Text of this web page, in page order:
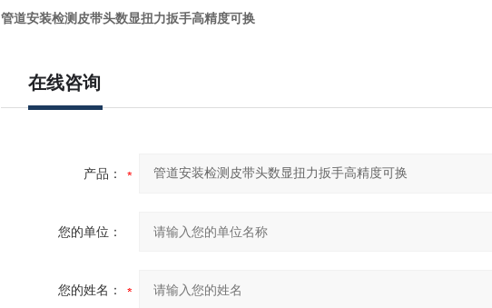
管道安装检测皮带头数显扭力扳手高精度可换
在线咨询
产品：
您的单位：
您的姓名：